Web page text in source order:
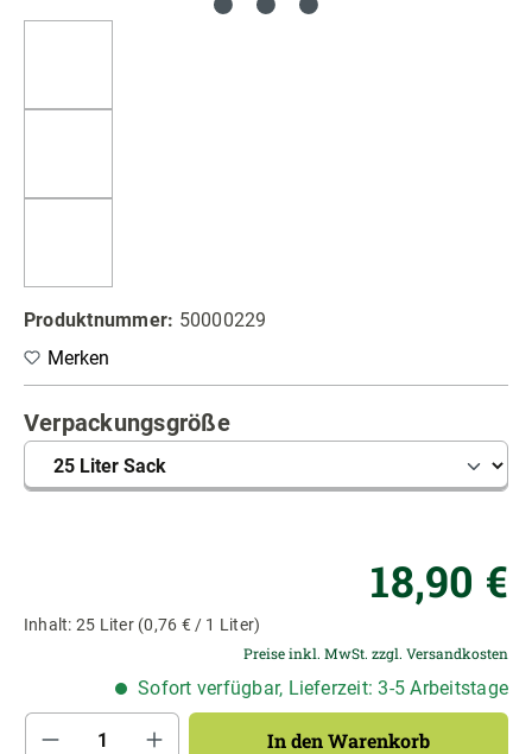
Produktnummer: 50000229
Merken
Verpackungsgrößeauswählen
18,90 €
Inhalt: 25 Liter (0,76 € / 1 Liter)
Preise inkl. MwSt. zzgl. Versandkosten
Sofort verfügbar, Lieferzeit: 3-5 Arbeitstage
Produkt Anzahl: Gib den gewünschten
In den Warenkorb